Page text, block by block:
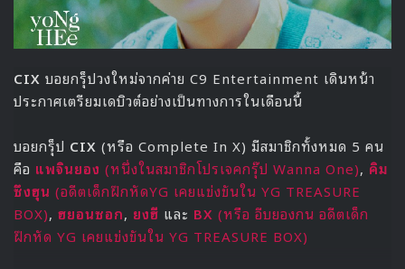
CIX บอยกรุ็ปวงใหม่จากค่าย C9 Entertainment เดินหน้า
ประกาศเตรียมเดบิวต์อย่างเป็นทางการในเดือนนี้
บอยกรุ็ป CIX (หรือ Complete In X) มีสมาชิกทั้งหมด 5 คน
คือ แพจินยอง (หนึ่งในสมาชิกโปรเจคกรุ๊ป Wanna One), คิม
ซึงฮุน (อดีตเด็กฝึกหัดYG เคยแข่งขันใน YG TREASURE
BOX), ฮยอนซอก, ยงฮี และ BX (หรือ อีบยองกน อดีตเด็ก
ฝึกหัด YG เคยแข่งขันใน YG TREASURE BOX)